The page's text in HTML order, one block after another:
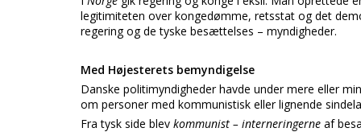
legitimiteten over kongedømme, retsstat og det
regering og de tyske besættelses – myndigheder.
Med Højesterets bemyndigelse
Danske politimyndigheder havde under mere eller
om personer med kommunistisk eller lignende
Fra tysk side blev kommunist – interneringerne af